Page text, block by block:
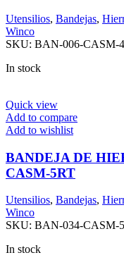
Utensilios, Bandejas,
Winco
SKU: BAN-006-CASM-
In stock
Quick view
Add to compare
Add to wishlist
BANDEJA DE
CASM-5RT
Utensilios, Bandejas,
Winco
SKU: BAN-034-CASM-
In stock